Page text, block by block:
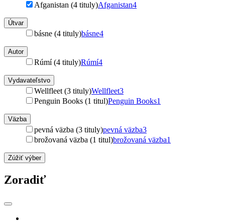
Afganistan (4 tituly)Afganistan4
Útvar
básne (4 tituly)básne4
Autor
Rúmí (4 tituly)Rúmí4
Vydavateľstvo
Wellfleet (3 tituly)Wellfleet3
Penguin Books (1 titul)Penguin Books1
Väzba
pevná väzba (3 tituly)pevná väzba3
brožovaná väzba (1 titul)brožovaná väzba1
Zúžiť výber
Zoradiť